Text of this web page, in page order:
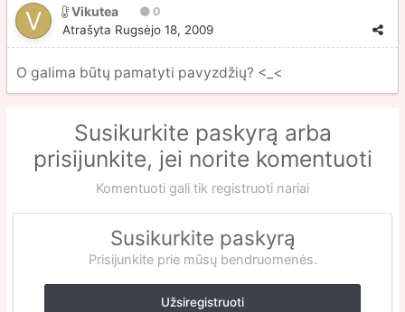
Vikutea 0
Atrašyta Rugsėjo 18, 2009
O galima būtų pamatyti pavyzdžių? <_<
Susikurkite paskyrą arba
prisijunkite, jei norite komentuoti
Komentuoti gali tik registruoti nariai
Susikurkite paskyrą
Prisijunkite prie mūsų bendruomenės.
Užsiregistruoti